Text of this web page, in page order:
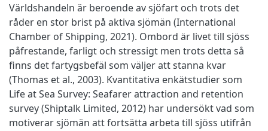
Världshandeln är beroende av sjöfart och trots det
råder en stor brist på aktiva sjömän (International
Chamber of Shipping, 2021). Ombord är livet till sjöss
påfrestande, farligt och stressigt men trots detta så
finns det fartygsbefäl som väljer att stanna kvar
(Thomas et al., 2003). Kvantitativa enkätstudier som
Life at Sea Survey: Seafarer attraction and retention
survey (Shiptalk Limited, 2012) har undersökt vad som
motiverar sjömän att fortsätta arbeta till sjöss utifrån